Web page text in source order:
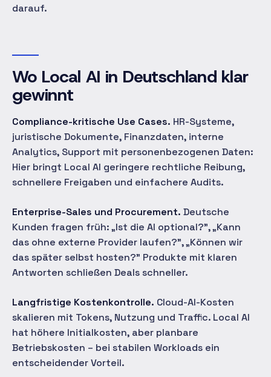
darauf.
Wo Local AI in Deutschland klar
gewinnt
Compliance-kritische Use Cases. HR-Systeme,
juristische Dokumente, Finanzdaten, interne
Analytics, Support mit personenbezogenen Daten:
Hier bringt Local AI geringere rechtliche Reibung,
schnellere Freigaben und einfachere Audits.
Enterprise-Sales und Procurement. Deutsche
Kunden fragen früh: „Ist die AI optional?", „Kann
das ohne externe Provider laufen?", „Können wir
das später selbst hosten?" Produkte mit klaren
Antworten schließen Deals schneller.
Langfristige Kostenkontrolle. Cloud-AI-Kosten
skalieren mit Tokens, Nutzung und Traffic. Local AI
hat höhere Initialkosten, aber planbare
Betriebskosten – bei stabilen Workloads ein
entscheidender Vorteil.